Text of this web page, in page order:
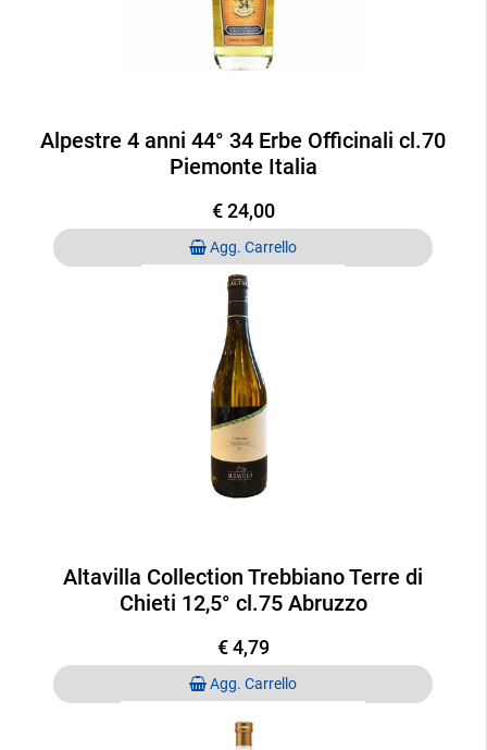
Alpestre 4 anni 44° 34 Erbe Officinali cl.70
Piemonte Italia
€ 24,00
Quantità
Agg. Carrello
Altavilla Collection Trebbiano Terre di
Chieti 12,5° cl.75 Abruzzo
€ 4,79
Quantità
Agg. Carrello